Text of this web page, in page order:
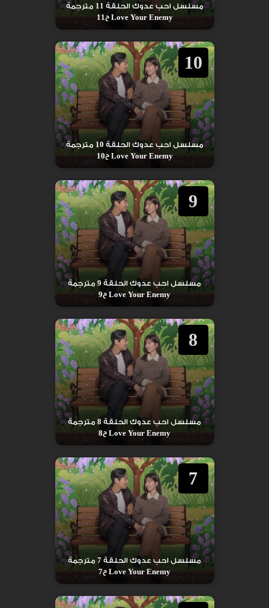
مسلسل احب عدوك الحلقة 11 مترجمة
Love Your Enemy ح11
10
مسلسل احب عدوك الحلقة 10 مترجمة
Love Your Enemy ح10
9
مسلسل احب عدوك الحلقة 9 مترجمة
Love Your Enemy ح9
8
مسلسل احب عدوك الحلقة 8 مترجمة
Love Your Enemy ح8
7
مسلسل احب عدوك الحلقة 7 مترجمة
Love Your Enemy ح7